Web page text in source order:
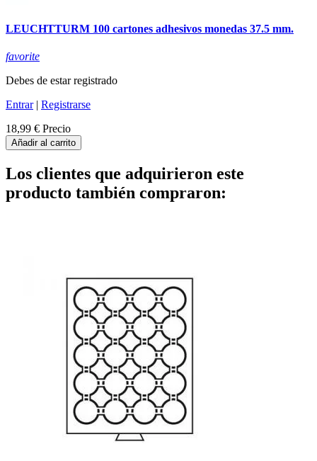
LEUCHTTURM 100 cartones adhesivos monedas 37.5 mm.
favorite
Debes de estar registrado
Entrar| Registrarse
18,99 € Precio
Añadir al carrito
Los clientes que adquirieron este
producto también compraron: